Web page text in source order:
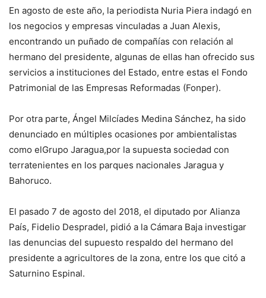
En agosto de este año, la periodista Nuria Piera indagó en
los negocios y empresas vinculadas a Juan Alexis,
encontrando un puñado de compañías con relación al
hermano del presidente, algunas de ellas han ofrecido sus
servicios a instituciones del Estado, entre estas el Fondo
Patrimonial de las Empresas Reformadas (Fonper).
Por otra parte, Ángel Milcíades Medina Sánchez, ha sido
denunciado en múltiples ocasiones por ambientalistas
como elGrupo Jaragua,por la supuesta sociedad con
terratenientes en los parques nacionales Jaragua y
Bahoruco.
El pasado 7 de agosto del 2018, el diputado por Alianza
País, Fidelio Despradel, pidió a la Cámara Baja investigar
las denuncias del supuesto respaldo del hermano del
presidente a agricultores de la zona, entre los que citó a
Saturnino Espinal.